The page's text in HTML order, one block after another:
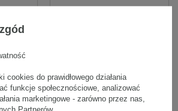
cookies do prawidłowego działania
funkcje społecznościowe, analizować
marketingowe - zarówno przez nas,